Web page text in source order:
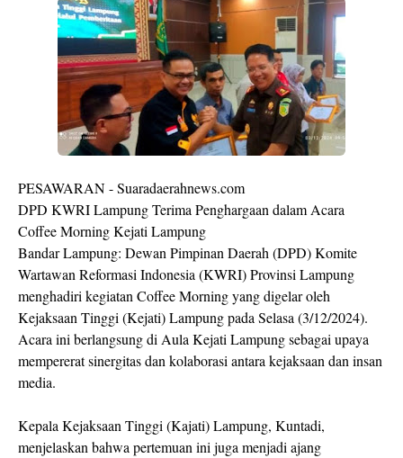
PESAWARAN - Suaradaerahnews.com
DPD KWRI Lampung Terima Penghargaan dalam Acara
Coffee Morning Kejati Lampung
Bandar Lampung: Dewan Pimpinan Daerah (DPD) Komite
Wartawan Reformasi Indonesia (KWRI) Provinsi Lampung
menghadiri kegiatan Coffee Morning yang digelar oleh
Kejaksaan Tinggi (Kejati) Lampung pada Selasa (3/12/2024).
Acara ini berlangsung di Aula Kejati Lampung sebagai upaya
mempererat sinergitas dan kolaborasi antara kejaksaan dan insan
media.
Kepala Kejaksaan Tinggi (Kajati) Lampung, Kuntadi,
menjelaskan bahwa pertemuan ini juga menjadi ajang